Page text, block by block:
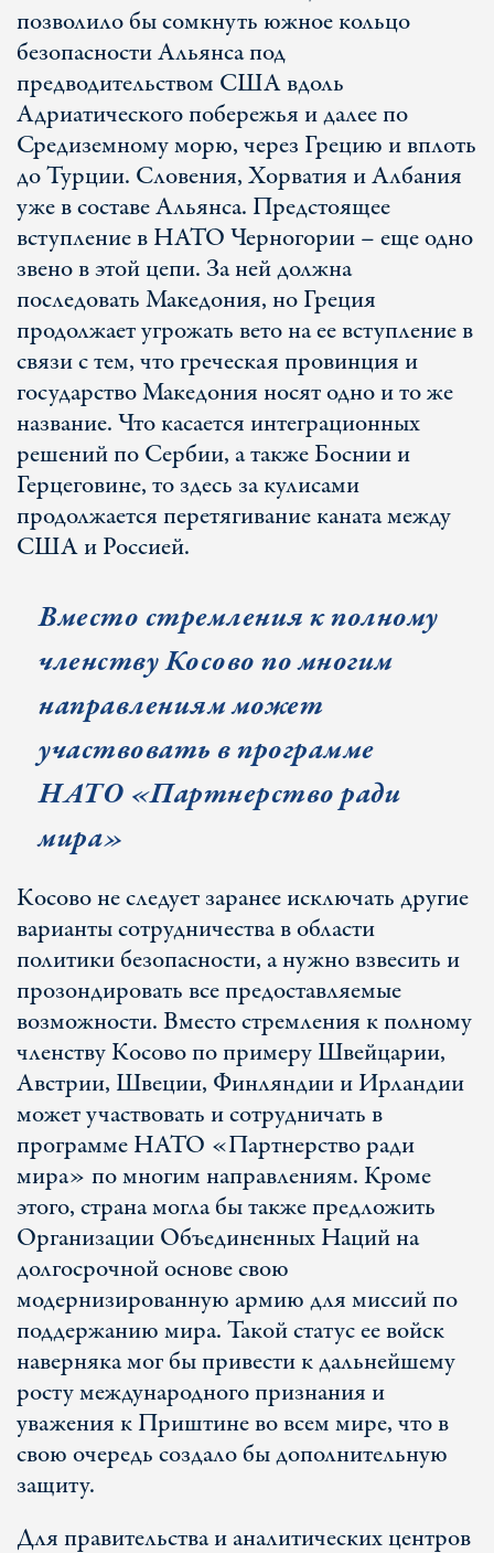
позволило бы сомкнуть южное кольцо
безопасности Альянса под
предводительством США вдоль
Адриатического побережья и далее по
Средиземному морю, через Грецию и вплоть
до Турции. Словения, Хорватия и Албания
уже в составе Альянса. Предстоящее
вступление в НАТО Черногории – еще одно
звено в этой цепи. За ней должна
последовать Македония, но Греция
продолжает угрожать вето на ее вступление в
связи с тем, что греческая провинция и
государство Македония носят одно и то же
название. Что касается интеграционных
решений по Сербии, а также Боснии и
Герцеговине, то здесь за кулисами
продолжается перетягивание каната между
США и Россией.
Вместо стремления к полному
членству Косово по многим
направлениям может
участвовать в программе
НАТО «Партнерство ради
мира»
Косово не следует заранее исключать другие
варианты сотрудничества в области
политики безопасности, а нужно взвесить и
прозондировать все предоставляемые
возможности. Вместо стремления к полному
членству Косово по примеру Швейцарии,
Австрии, Швеции, Финляндии и Ирландии
может участвовать и сотрудничать в
программе НАТО «Партнерство ради
мира» по многим направлениям. Кроме
этого, страна могла бы также предложить
Организации Объединенных Наций на
долгосрочной основе свою
модернизированную армию для миссий по
поддержанию мира. Такой статус ее войск
наверняка мог бы привести к дальнейшему
росту международного признания и
уважения к Приштине во всем мире, что в
свою очередь создало бы дополнительную
защиту.
Для правительства и аналитических центров